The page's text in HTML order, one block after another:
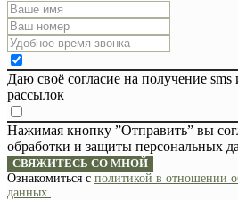
Даю своё согласие на получение
рассылок
Нажимая кнопку ”Отправить” вы
обработки и защиты персональных
СВЯЖИТЕСЬ СО МНОЙ
Ознакомиться с политикой в отношении
данных.